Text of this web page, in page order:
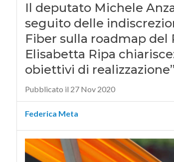
Il deputato Michele
seguito delle
Fiber sulla roadmap del
Elisabetta Ripa
obiettivi di realizzazione”
Pubblicato il 27 Nov 2020
Federica Meta